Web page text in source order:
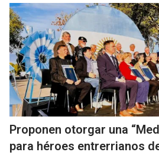
Proponen otorgar una
para héroes entrerrianos